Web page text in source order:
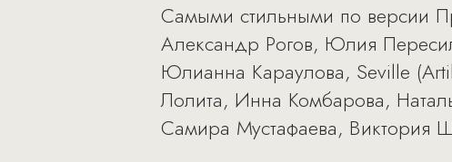
Самыми стильными по версии
Александр Рогов, Юлия
Юлианна Караулова, Seville
Лолита, Инна Комбарова,
Самира Мустафаева, Виктория